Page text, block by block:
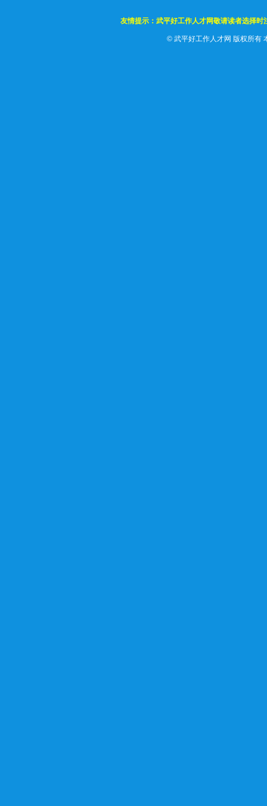
友情提示：武平好工作人才网敬请读者选择
© 武平好工作人才网 版权所有